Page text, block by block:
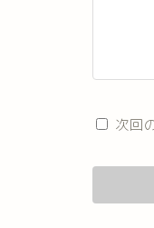
次回